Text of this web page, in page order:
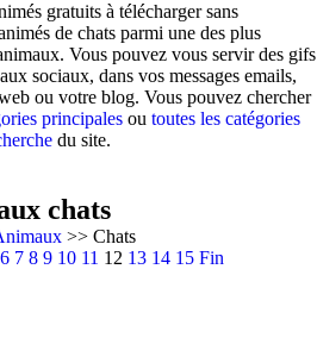
gratuits à télécharger sans
de chats parmi une des plus
Vous pouvez vous servir des gifs
sociaux, dans vos messages emails,
ou votre blog. Vous pouvez chercher
principales ou toutes les catégories
du site.
chats
>> Chats
6 7 8 9 10 11 12 13 14 15 Fin